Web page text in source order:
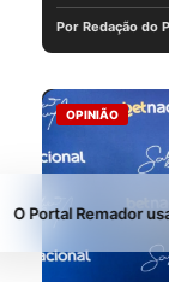
Por Redação do
OPINIÃO
O Portal Remador